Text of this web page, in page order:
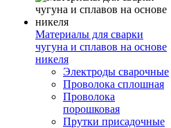
Материалы для сварки
чугуна и сплавов на основе
никеля
Электроды сварочные
Проволока сплошная
Проволока
порошковая
Прутки присадочные